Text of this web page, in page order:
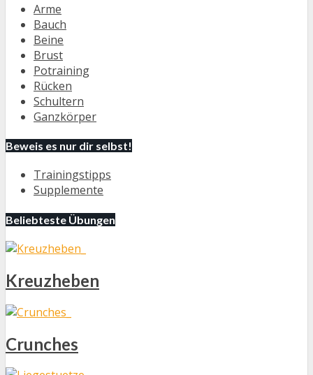
Arme
Bauch
Beine
Brust
Potraining
Rücken
Schultern
Ganzkörper
Beweis es nur dir selbst!
Trainingstipps
Supplemente
Beliebteste Übungen
Kreuzheben
Crunches